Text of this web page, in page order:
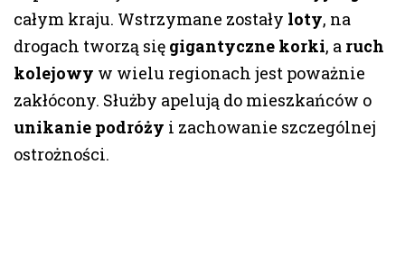
całym kraju. Wstrzymane zostały loty, na
drogach tworzą się gigantyczne korki, a ruch
kolejowy w wielu regionach jest poważnie
zakłócony. Służby apelują do mieszkańców o
unikanie podróży i zachowanie szczególnej
ostrożności.